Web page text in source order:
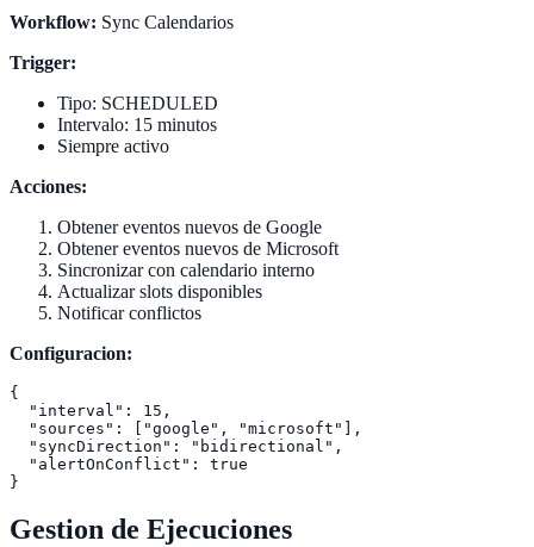
Workflow: Sync Calendarios
Trigger:
Tipo: SCHEDULED
Intervalo: 15 minutos
Siempre activo
Acciones:
Obtener eventos nuevos de Google
Obtener eventos nuevos de Microsoft
Sincronizar con calendario interno
Actualizar slots disponibles
Notificar conflictos
Configuracion:
{
  "interval": 15,
  "sources": ["google", "microsoft"],
  "syncDirection": "bidirectional",
  "alertOnConflict": true
Gestion de Ejecuciones